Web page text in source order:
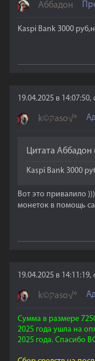
Аббадон
Kaspi Bank 3000
19.04.2025 в
k©קaso√®
Цитата Аббадон
Kaspi Bank 3000
Вот это привалило
монеток в помощь
19.04.2025 в
k©קaso√®
Сумма в размере
2025 года ушла на
2025 года. Спасибо